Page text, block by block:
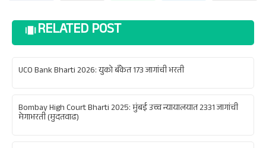
RELATED POST
UCO Bank Bharti 2026: युको बँकेत 173 जागांची भरती
Bombay High Court Bharti 2025: मुंबई उच्च न्यायालयात 2331 जागांची
मेगाभरती (मुदतवाढ)